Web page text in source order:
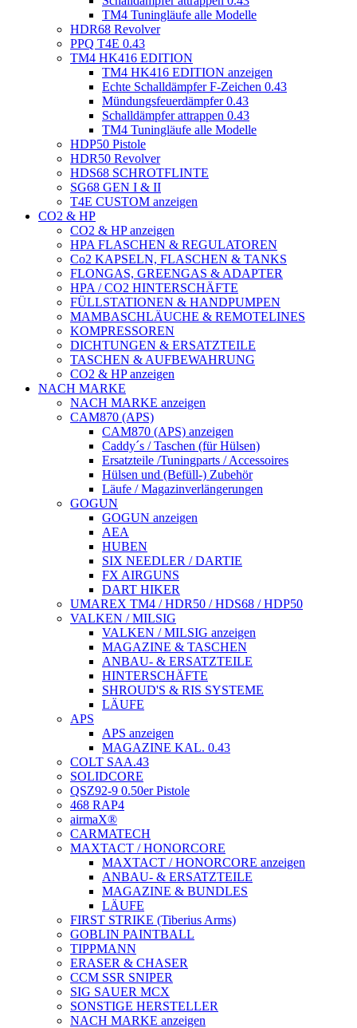
TM4 Tuningläufe alle Modelle
HDR68 Revolver
PPQ T4E 0.43
TM4 HK416 EDITION
TM4 HK416 EDITION anzeigen
Echte Schalldämpfer F-Zeichen 0.43
Mündungsfeuerdämpfer 0.43
Schalldämpfer attrappen 0.43
TM4 Tuningläufe alle Modelle
HDP50 Pistole
HDR50 Revolver
HDS68 SCHROTFLINTE
SG68 GEN I & II
T4E CUSTOM anzeigen
CO2 & HP
CO2 & HP anzeigen
HPA FLASCHEN & REGULATOREN
Co2 KAPSELN, FLASCHEN & TANKS
FLONGAS, GREENGAS & ADAPTER
HPA / CO2 HINTERSCHÄFTE
FÜLLSTATIONEN & HANDPUMPEN
MAMBASCHLÄUCHE & REMOTELINES
KOMPRESSOREN
DICHTUNGEN & ERSATZTEILE
TASCHEN & AUFBEWAHRUNG
CO2 & HP anzeigen
NACH MARKE
NACH MARKE anzeigen
CAM870 (APS)
CAM870 (APS) anzeigen
Caddy´s / Taschen (für Hülsen)
Ersatzteile /Tuningparts / Accessoires
Hülsen und (Befüll-) Zubehör
Läufe / Magazinverlängerungen
GOGUN
GOGUN anzeigen
AEA
HUBEN
SIX NEEDLER / DARTIE
FX AIRGUNS
DART HIKER
UMAREX TM4 / HDR50 / HDS68 / HDP50
VALKEN / MILSIG
VALKEN / MILSIG anzeigen
MAGAZINE & TASCHEN
ANBAU- & ERSATZTEILE
HINTERSCHÄFTE
SHROUD'S & RIS SYSTEME
LÄUFE
APS
APS anzeigen
MAGAZINE KAL. 0.43
COLT SAA.43
SOLIDCORE
QSZ92-9 0.50er Pistole
468 RAP4
airmaX®
CARMATECH
MAXTACT / HONORCORE
MAXTACT / HONORCORE anzeigen
ANBAU- & ERSATZTEILE
MAGAZINE & BUNDLES
LÄUFE
FIRST STRIKE (Tiberius Arms)
GOBLIN PAINTBALL
TIPPMANN
ERASER & CHASER
CCM SSR SNIPER
SIG SAUER MCX
SONSTIGE HERSTELLER
NACH MARKE anzeigen